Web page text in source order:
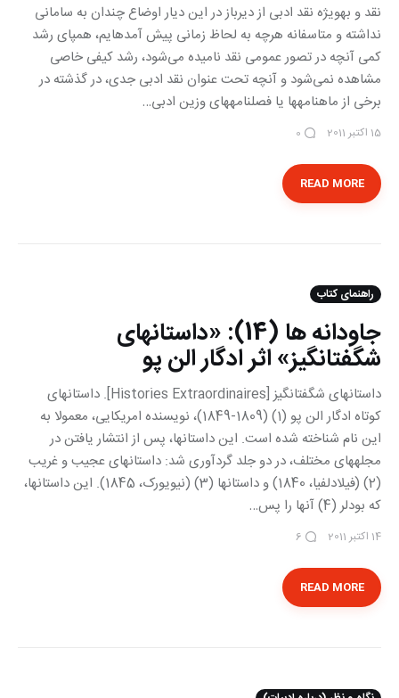
نقد و به‎ویژه نقد ادبی از دیرباز در این دیار اوضاع چندان به سامانی
نداشته و متاسفانه هرچه به لحاظ زمانی پیش آمده‎ایم، همپای رشد
كمی آنچه در تصور عمومی نقد نامیده می‌شود، رشد كیفی خاصی
مشاهده نمی‌شود و آنچه تحت عنوان نقد ادبی جدی، در گذشته در
برخی از ماهنامه‎ها یا فصلنامه‎های وزین ادبی…
15 اکتبر 2011 0
READ MORE
راهنمای کتاب
جاودانه ها (14): «داستان‎های
شگفت‎انگیز» اثر ادگار الن پو
داستان‎های شگفت‎انگیز [Histories Extraordinaires]. داستان‎های
کوتاه ادگار الن پو (1) (1809-1849)، نویسنده امریکایی، معمولا به
این نام شناخته شده است. این داستانها، پس از انتشار یافتن در
مجله‎‎های مختلف، در دو جلد گردآوری شد: داستان‎های عجیب و غریب
که بودلر (4) آن‎ها را پس…
14 اکتبر 2011 6
READ MORE